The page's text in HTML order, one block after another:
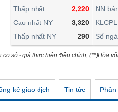
Thấp nhất
2,220
Cao nhất NY
3,320
Thấp nhất NY
290
NN bán
Số
cơ sở - giá thực hiện điều chỉnh; (**)Hòa
kê giao dịch Tin tức